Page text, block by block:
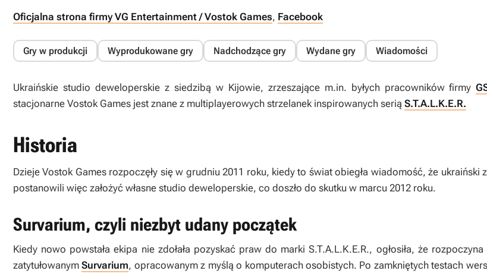
Oficjalna strona firmy VG Entertainment / Vostok Games, Facebook
Gry w produkcji Wyprodukowane gry Nadchodzące gry Wydane gry Wiadomości
Ukraińskie studio deweloperskie z siedzibą w Kijowie, zrzeszające m.in. byłych pracowników firmy
stacjonarne Vostok Games jest znane z multiplayerowych strzelanek inspirowanych serią S.T.A.L.K.E.R.
Historia
Dzieje Vostok Games rozpoczęły się w grudniu 2011 roku, kiedy to świat obiegła wiadomość, że ukraiński
postanowili więc założyć własne studio deweloperskie, co doszło do skutku w marcu 2012 roku.
Survarium, czyli niezbyt udany początek
Kiedy nowo powstała ekipa nie zdołała pozyskać praw do markiS.T.A.L.K.E.R., ogłosiła, że
zatytułowanymSurvarium, opracowanym z myślą o komputerach osobistych. Po zamkniętych testach